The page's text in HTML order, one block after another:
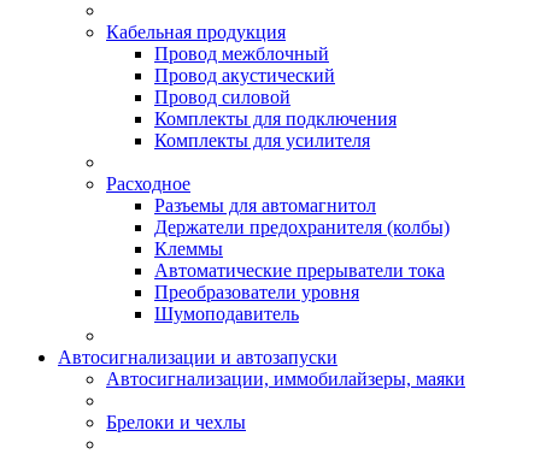
Кабельная продукция
Провод межблочный
Провод акустический
Провод силовой
Комплекты для подключения
Комплекты для усилителя
Расходное
Разъемы для автомагнитол
Держатели предохранителя (колбы)
Клеммы
Автоматические прерыватели тока
Преобразователи уровня
Шумоподавитель
Автосигнализации и автозапуски
Автосигнализации, иммобилайзеры, маяки
Брелоки и чехлы